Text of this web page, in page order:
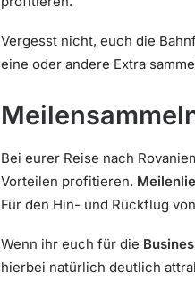
Vergesst nicht, euch die
eine oder andere Extra
Bei eurer Reise nach
Vorteilen profitieren.
Für den Hin- und Rückflug
Wenn ihr euch für die
hierbei natürlich deutlich